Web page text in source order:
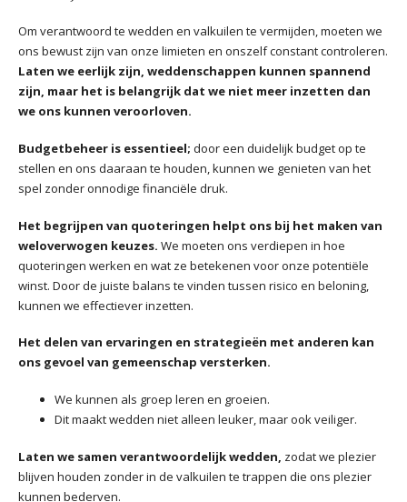
Om verantwoord te wedden en valkuilen te vermijden, moeten we
ons bewust zijn van onze limieten en onszelf constant controleren.
Laten we eerlijk zijn, weddenschappen kunnen spannend
zijn, maar het is belangrijk dat we niet meer inzetten dan
we ons kunnen veroorloven.
Budgetbeheer is essentieel; door een duidelijk budget op te
stellen en ons daaraan te houden, kunnen we genieten van het
spel zonder onnodige financiële druk.
Het begrijpen van quoteringen helpt ons bij het maken van
weloverwogen keuzes. We moeten ons verdiepen in hoe
quoteringen werken en wat ze betekenen voor onze potentiële
winst. Door de juiste balans te vinden tussen risico en beloning,
kunnen we effectiever inzetten.
Het delen van ervaringen en strategieën met anderen kan
ons gevoel van gemeenschap versterken.
We kunnen als groep leren en groeien.
Dit maakt wedden niet alleen leuker, maar ook veiliger.
Laten we samen verantwoordelijk wedden, zodat we plezier
blijven houden zonder in de valkuilen te trappen die ons plezier
kunnen bederven.